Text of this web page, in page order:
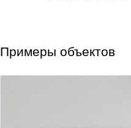
Примеры объектов